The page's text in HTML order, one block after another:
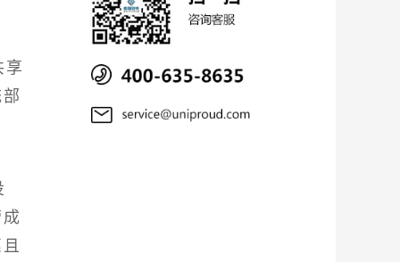
享